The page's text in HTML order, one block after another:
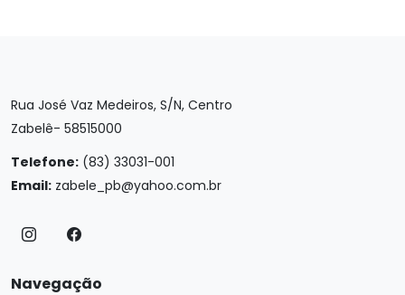
Rua José Vaz Medeiros, S/N, Centro
Zabelê- 58515000
Telefone: (83) 33031-001
Email: zabele_pb@yahoo.com.br
Navegação